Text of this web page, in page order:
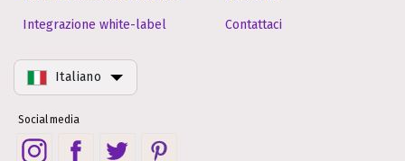
Integrazione white-label
Contattaci
Italiano
Social media